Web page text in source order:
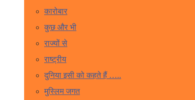
कारोबार
कुछ और भी
राज्यों से
राष्ट्रीय
दुनिया इसी को कहते हैं …..
मुस्लिम जगत